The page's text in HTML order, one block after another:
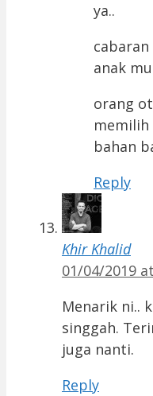
ya..
anak
orang
bahan
Reply
Khir Khalid
01/04/2019
Menarik ni..
singgah.
juga nanti.
Reply